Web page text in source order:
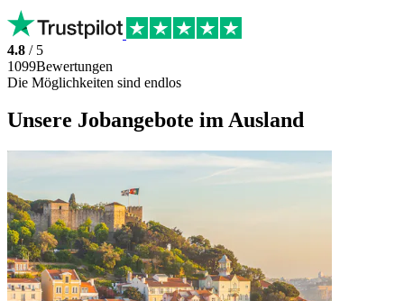
4.8 / 5
1099Bewertungen
Die Möglichkeiten sind endlos
Unsere Jobangebote im Ausland